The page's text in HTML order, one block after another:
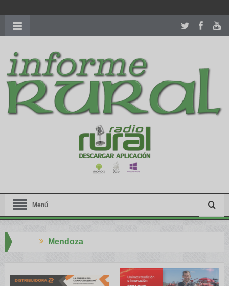
richardmillereplica
women.patekphilippe.tofor sale in usa recognized command with
dining room table ceremony. welcome to our
perfectwatches.is
shop. best youngsexdoll.comwith professional customer
services. 1: 1 design high
https://reallydiamond.com/
Menú